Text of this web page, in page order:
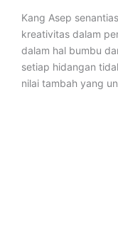
Kang Asep
kreativitas dalam
dalam hal bumbu
setiap hidangan
nilai tambah yang